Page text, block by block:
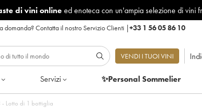
di vini onlineed enoteca con un'ampia selezione di vini
domanda?Contatta il nostro Servizio Clienti |+33 1 56 05 86 10
VENDI I TUOI VINI
Servizi ✨Personal Sommelier
Noir Marnes Blanches (Domaine des) 2023 - Lotto di 1 bottiglia